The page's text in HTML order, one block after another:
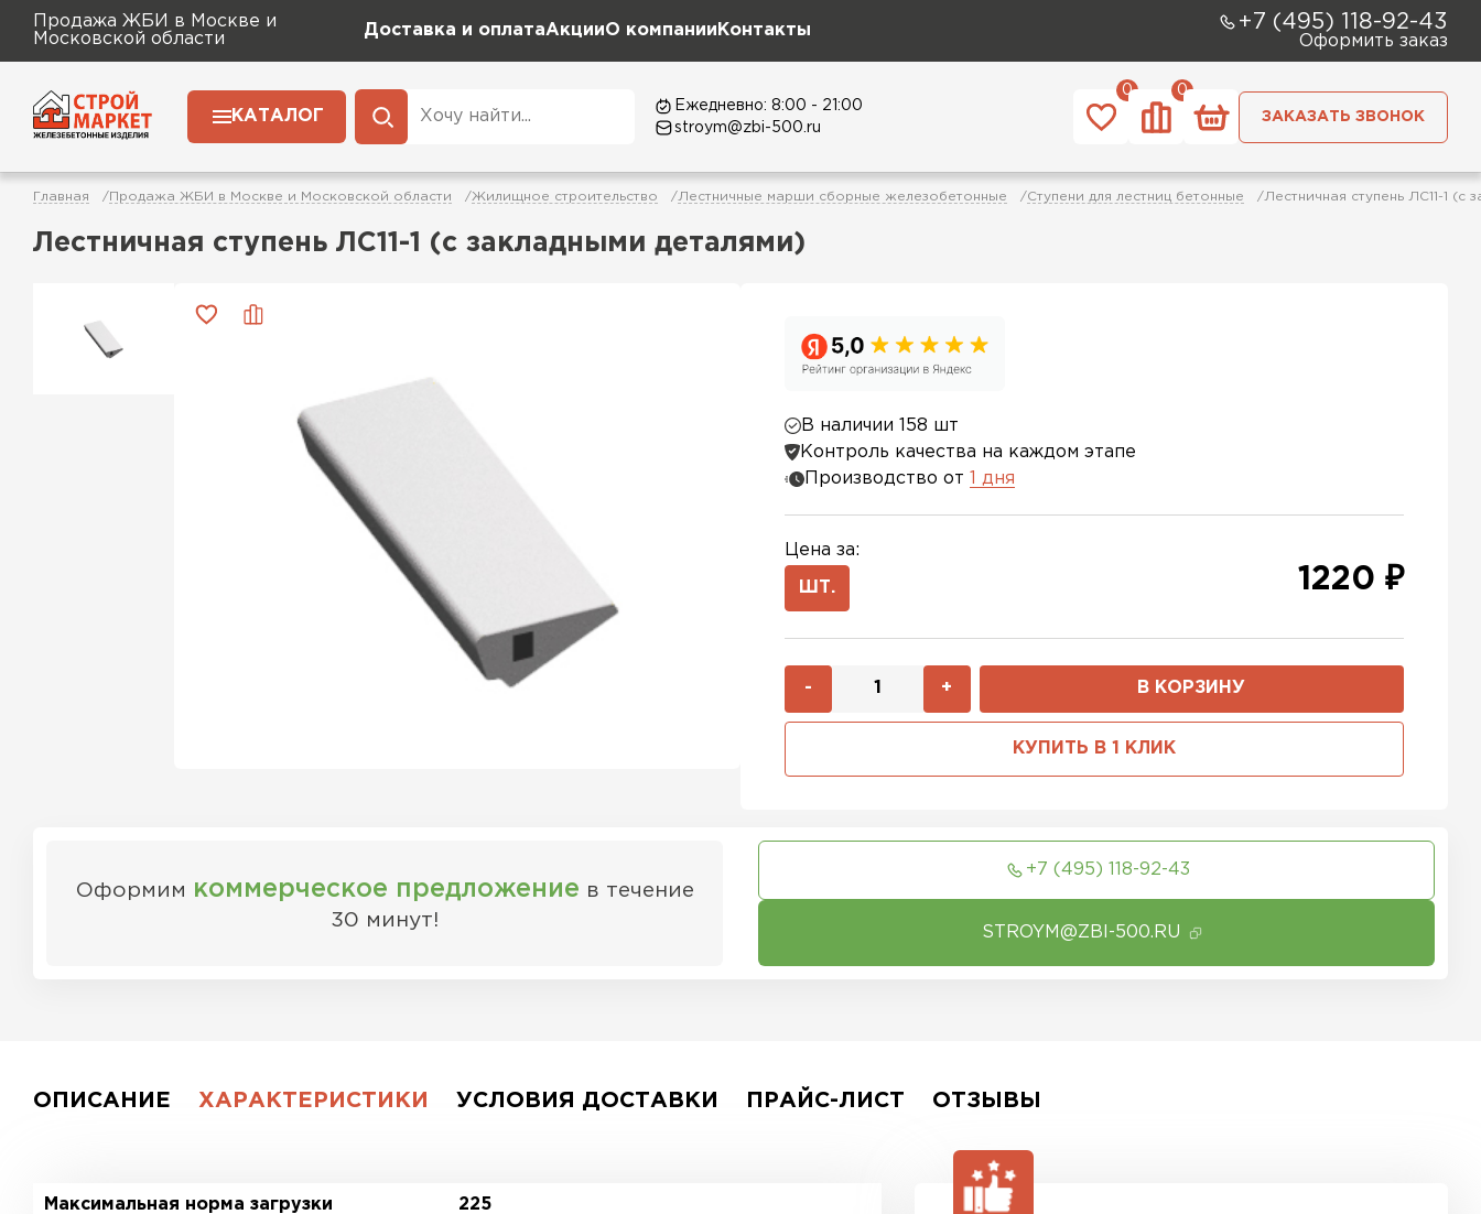
Продажа ЖБИ в Москве и
Московской области
Доставка и оплатаАкцииО компании Контакты +7 (495) 118-92-43
Оформить заказ
КАТАЛОГ
Ежедневно: 8:00 - 21:00
stroym@zbi-500.ru
0
0
ЗАКАЗАТЬ ЗВОНОК
Главная Продажа ЖБИ в Москве и Московской области Жилищное строительство Лестничные марши сборные железобетонные Ступени для лестниц бетонные Лестничная ступень ЛС11-1 (с
Лестничная ступень ЛС11-1 (с закладными деталями)
В наличии 158 шт
Контроль качества на каждом этапе
Производство от
1 дня
Цена за:
ШТ. 1220 ₽
- + В КОРЗИНУ
КУПИТЬ В 1 КЛИК
Оформим коммерческое предложение в течение
30 минут!
+7 (495) 118-92-43
STROYM@ZBI-500.RU
ОПИСАНИЕ ХАРАКТЕРИСТИКИ УСЛОВИЯ ДОСТАВКИ ПРАЙС-ЛИСТ ОТЗЫВЫ
Максимальная норма загрузки 225